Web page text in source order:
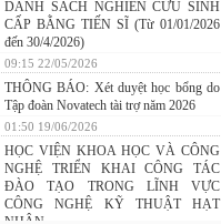
hướng vật thể độ chính xác cao dựa trên
từ kế và vật liệu biến hóa
DANH SÁCH NGHIÊN CỨU SINH
CẤP BẰNG TIẾN SĨ (Từ 01/01/2026
đến 30/4/2026)
09:15 22/05/2026
THÔNG BÁO: Xét duyệt học bổng do
Tập đoàn Novatech tài trợ năm 2026
01:50 19/06/2026
HỌC VIỆN KHOA HỌC VÀ CÔNG
NGHỆ TRIỂN KHAI CÔNG TÁC